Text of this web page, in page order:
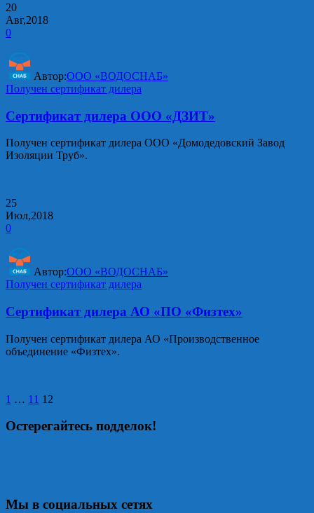
20
Авг,2018
0
Автор:ООО «ВОДОСНАБ»
Получен сертификат дилера
Сертификат дилера ООО «ДЗИТ»
Получен сертификат дилера ООО «Домодедовский Завод
Изоляции Труб».
25
Июл,2018
0
Автор:ООО «ВОДОСНАБ»
Получен сертификат дилера
Сертификат дилера АО «ПО «Физтех»
Получен сертификат дилера АО «Производственное
объединение «Физтех».
Пагинация
записей
1 … 11 12
Остерегайтесь подделок!
Мы в социальных сетях